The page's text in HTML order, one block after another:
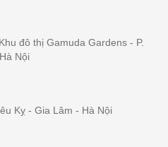
đô thị Gamuda Gardens - P.
Nội
Kỵ - Gia Lâm - Hà Nội